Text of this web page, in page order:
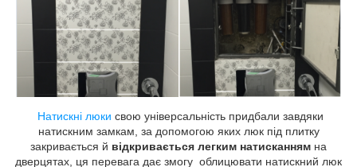
Натискні люки свою універсальність придбали завдяки
натискним замкам, за допомогою яких люк під плитку
закривається й відкривається легким натисканням на
дверцятах, ця перевага дає змогу облицювати натискний люк